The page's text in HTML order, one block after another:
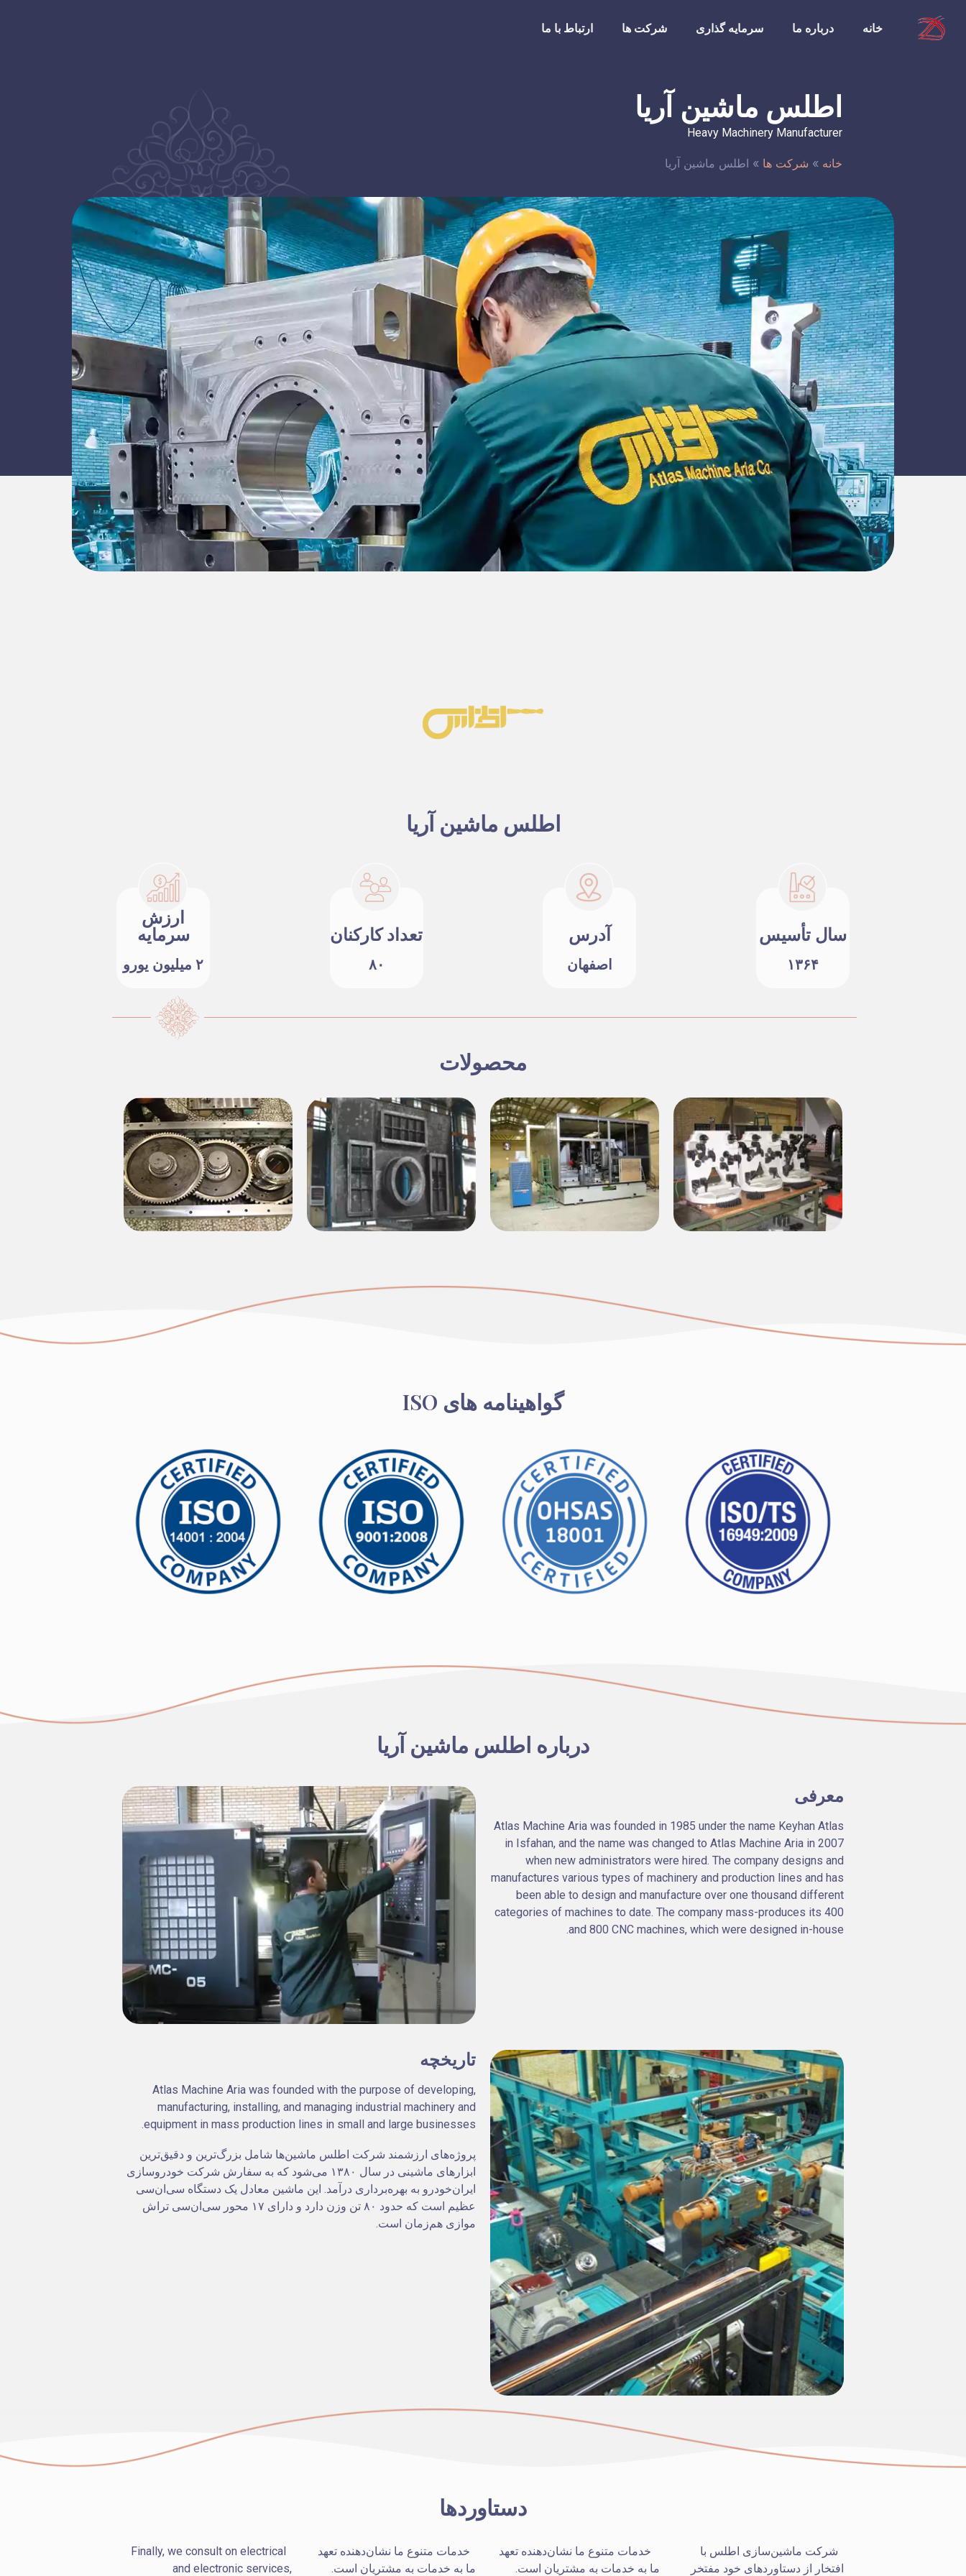
خانه درباره ما سرمایه گذاری شرکت ها ارتباط با ما
اطلس ماشین آریا
Heavy Machinery Manufacturer
خانه » شرکت ها » اطلس ماشین آریا
اطلس ماشین آریا
سال تأسیس
۱۳۶۴
آدرس
اصفهان
تعداد کارکنان
۸۰
ارزش
سرمایه
۲ میلیون یورو
محصولات
گواهینامه های ISO
درباره اطلس ماشین آریا
معرفی
Atlas Machine Aria was founded in 1985 under the name Keyhan Atlas
in Isfahan, and the name was changed to Atlas Machine Aria in 2007
when new administrators were hired. The company designs and
manufactures various types of machinery and production lines and has
been able to design and manufacture over one thousand different
categories of machines to date. The company mass-produces its 400
and 800 CNC machines, which were designed in-house.
تاریخچه
Atlas Machine Aria was founded with the purpose of developing,
manufacturing, installing, and managing industrial machinery and
equipment in mass production lines in small and large businesses.
پروژه‌های ارزشمند شرکت اطلس ماشین‌ها شامل بزرگ‌ترین و دقیق‌ترین
ابزارهای ماشینی در سال ۱۳۸۰ می‌شود که به سفارش شرکت خودروسازی
ایران‌خودرو به بهره‌برداری درآمد. این ماشین معادل یک دستگاه سی‌ان‌سی
عظیم است که حدود ۸۰ تن وزن دارد و دارای ۱۷ محور سی‌ان‌سی تراش
موازی هم‌زمان است.
دستاوردها
شرکت ماشین‌سازی اطلس با
افتخار از دستاوردهای خود مفتخر
خدمات متنوع ما نشان‌دهنده تعهد
ما به خدمات به مشتریان است.
خدمات متنوع ما نشان‌دهنده تعهد
ما به خدمات به مشتریان است.
Finally, we consult on electrical
and electronic services,